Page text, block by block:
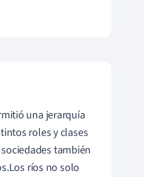
una jerarquía
roles y clases
también
ríos no solo